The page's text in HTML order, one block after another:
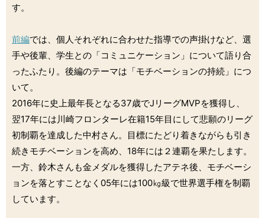
す。
前編では、個人それぞれに合わせた指導での声掛けなど、選
手や後輩、学生との「コミュニケーション」について語り合
ったふたり。後編のテーマは「モチベーションの持続」につ
いて。
2016年に史上最年長となる37歳でJリーグMVPを獲得し、
翌17年には川崎フロンターレ在籍15年目にして悲願のリーグ
初制覇を達成した中村さん。目標にたどり着きながらも引き
続きモチベーションを高め、18年には２連覇を果たします。
一方、鈴木さんも金メダルを獲得したアテネ後、モチベーシ
ョンを落とすことなく05年には100㎏級で世界選手権を制覇
しています。